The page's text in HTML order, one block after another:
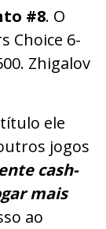
#8. O
Choice 6-
Zhigalov
ele
jogos
cash-
mais
ao